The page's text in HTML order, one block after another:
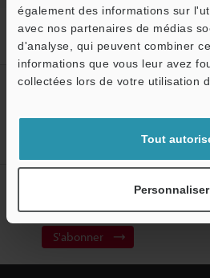
également des informations sur
avec nos partenaires de médias
d'analyse, qui peuvent combiner
informations que vous leur avez
collectées lors de votre utilisation
Tout
Personnaliser
Accueil Solutions
Contrôle
dentée
Créez votre compte
Inscrivez-vous maintenant!
Abonnement à la lettre
d'information
S'abonner